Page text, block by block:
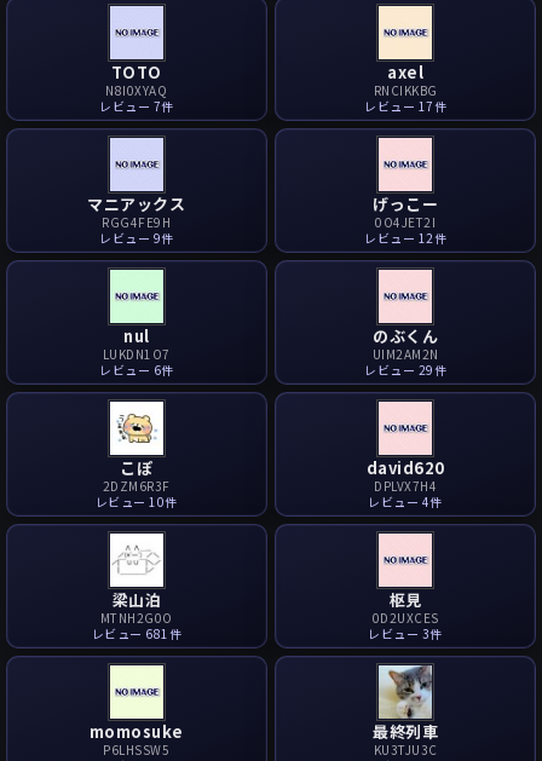
TOTO
N8I0XYAQ
レビュー 7件
axel
RNCIKKBG
レビュー 17件
マニアックス
RGG4FE9H
レビュー 9件
げっこー
0O4JET2I
レビュー 12件
nul
LUKDN1O7
レビュー 6件
のぶくん
UIM2AM2N
レビュー 29件
こぽ
2DZM6R3F
レビュー 10件
david620
DPLVX7H4
レビュー 4件
梁山泊
MTNH2G0O
レビュー 681件
枢見
0D2UXCES
レビュー 3件
momosuke
P6LHSSW5
最終列車
KU3TJU3C